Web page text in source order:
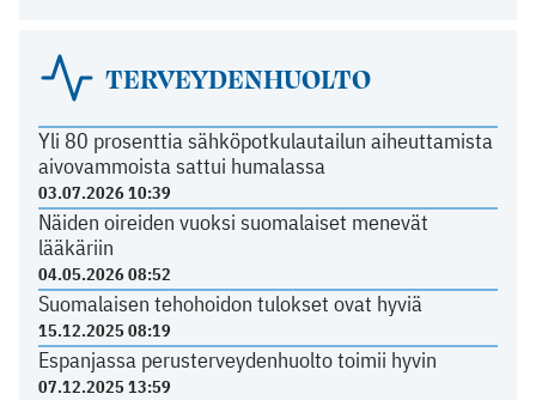
TERVEYDENHUOLTO
Yli 80 prosenttia sähköpotkulautailun aiheuttamista
aivovammoista sattui humalassa
03.07.2026 10:39
Näiden oireiden vuoksi suomalaiset menevät
lääkäriin
04.05.2026 08:52
Suomalaisen tehohoidon tulokset ovat hyviä
15.12.2025 08:19
Espanjassa perusterveydenhuolto toimii hyvin
07.12.2025 13:59